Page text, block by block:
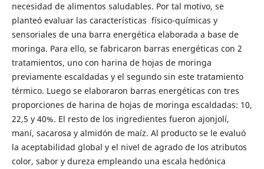
necesidad de alimentos saludables. Por tal motivo, se
planteó evaluar las características físico-químicas y
sensoriales de una barra energética elaborada a base de
moringa. Para ello, se fabricaron barras energéticas con 2
tratamientos, uno con harina de hojas de moringa
previamente escaldadas y el segundo sin este tratamiento
térmico. Luego se elaboraron barras energéticas con tres
proporciones de harina de hojas de moringa escaldadas: 10,
22,5 y 40%. El resto de los ingredientes fueron ajonjolí,
maní, sacarosa y almidón de maíz. Al producto se le evaluó
la aceptabilidad global y el nivel de agrado de los atributos
color, sabor y dureza empleando una escala hedónica